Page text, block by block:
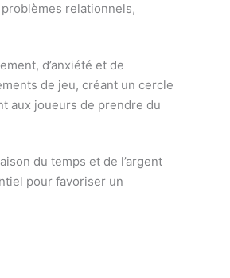
relationnels,
d’anxiété et de
de jeu, créant un cercle
aux joueurs de prendre du
du temps et de l’argent
pour favoriser un